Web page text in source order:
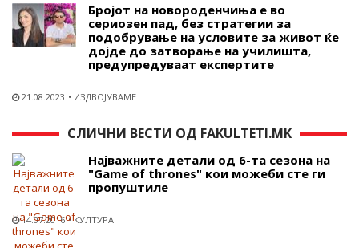
Бројот на новороденчиња е во
сериозен пад, без стратегии за
подобрување на условите за живот ќе
дојде до затворање на училишта,
предупредуваат експертите
21.08.2023 ИЗДВОЈУВАМЕ
СЛИЧНИ ВЕСТИ ОД FAKULTETI.MK
Најважните детали од 6-та сезона на
"Game of thrones" кои можеби сте ги
пропуштиле
14.07.2016 КУЛТУРА